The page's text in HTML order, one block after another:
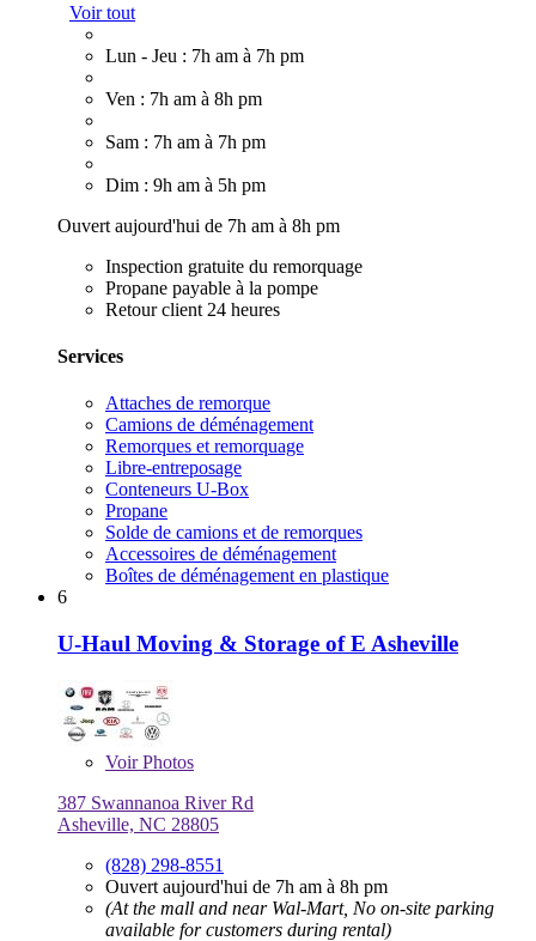
Voir tout
Lun - Jeu : 7h am à 7h pm
Ven : 7h am à 8h pm
Sam : 7h am à 7h pm
Dim : 9h am à 5h pm
Ouvert aujourd'hui de 7h am à 8h pm
Inspection gratuite du remorquage
Propane payable à la pompe
Retour client 24 heures
Services
Attaches de remorque
Camions de déménagement
Remorques et remorquage
Libre-entreposage
Conteneurs U-Box
Propane
Solde de camions et de remorques
Accessoires de déménagement
Boîtes de déménagement en plastique
6
U-Haul Moving & Storage of E Asheville
VoirPhotos
387 Swannanoa River Rd
Asheville, NC 28805
(828) 298-8551
Ouvert aujourd'hui de 7h am à 8h pm
(At the mall and near Wal-Mart, No on-site parking
available for customers during rental)